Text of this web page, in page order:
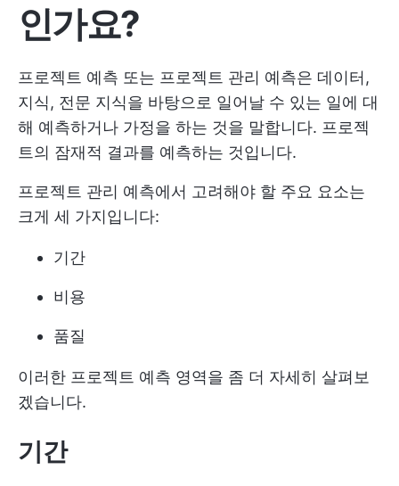
인가요?
프로젝트 예측 또는 프로젝트 관리 예측은 데이터,
지식, 전문 지식을 바탕으로 일어날 수 있는 일에 대
해 예측하거나 가정을 하는 것을 말합니다. 프로젝
트의 잠재적 결과를 예측하는 것입니다.
프로젝트 관리 예측에서 고려해야 할 주요 요소는
크게 세 가지입니다:
기간
비용
품질
이러한 프로젝트 예측 영역을 좀 더 자세히 살펴보
겠습니다.
기간